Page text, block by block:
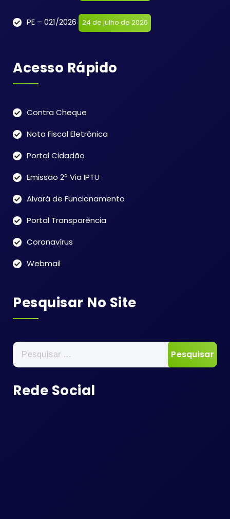
PE – 021/2026 24 de julho de 2026
Acesso Rápido
Contra Cheque
Nota Fiscal Eletrônica
Portal Cidadão
Emissão 2ª Via IPTU
Alvará de Funcionamento
Portal Transparência
Coronavírus
Webmail
Pesquisar No Site
Pesquisar
por:
Rede Social